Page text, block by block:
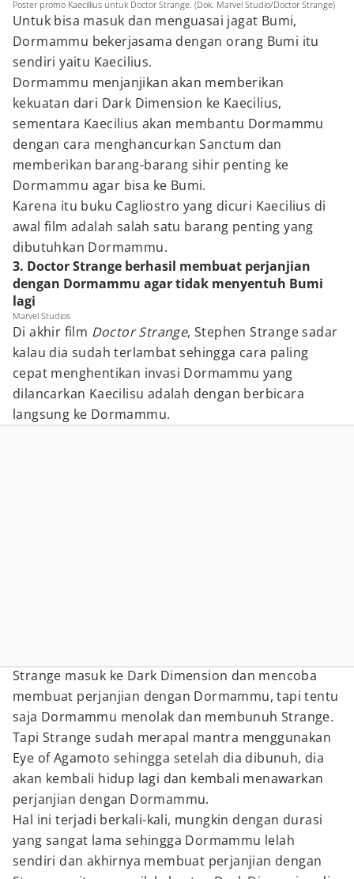
Poster promo Kaecillius untuk Doctor Strange. (Dok. Marvel Studio/Doctor Strange)
Untuk bisa masuk dan menguasai jagat Bumi,
Dormammu bekerjasama dengan orang Bumi itu
sendiri yaitu Kaecilius.
Dormammu menjanjikan akan memberikan
kekuatan dari Dark Dimension ke Kaecilius,
sementara Kaecilius akan membantu Dormammu
dengan cara menghancurkan Sanctum dan
memberikan barang-barang sihir penting ke
Dormammu agar bisa ke Bumi.
Karena itu buku Cagliostro yang dicuri Kaecilius di
awal film adalah salah satu barang penting yang
dibutuhkan Dormammu.
3. Doctor Strange berhasil membuat perjanjian
dengan Dormammu agar tidak menyentuh Bumi
lagi
Marvel Studios
Di akhir film Doctor Strange, Stephen Strange sadar
kalau dia sudah terlambat sehingga cara paling
cepat menghentikan invasi Dormammu yang
dilancarkan Kaecilisu adalah dengan berbicara
langsung ke Dormammu.
Strange masuk ke Dark Dimension dan mencoba
membuat perjanjian dengan Dormammu, tapi tentu
saja Dormammu menolak dan membunuh Strange.
Tapi Strange sudah merapal mantra menggunakan
Eye of Agamoto sehingga setelah dia dibunuh, dia
akan kembali hidup lagi dan kembali menawarkan
perjanjian dengan Dormammu.
Hal ini terjadi berkali-kali, mungkin dengan durasi
yang sangat lama sehingga Dormammu lelah
sendiri dan akhirnya membuat perjanjian dengan